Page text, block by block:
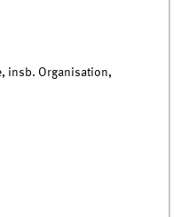
insb. Organisation,